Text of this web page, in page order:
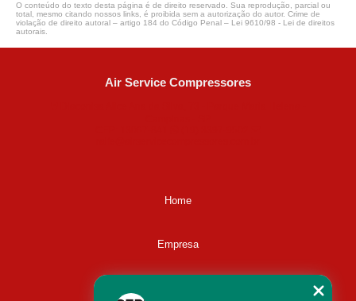
O conteúdo do texto desta página é de direito reservado. Sua reprodução, parcial ou
total, mesmo citando nossos links, é proibida sem a autorização do autor. Crime de
violação de direito autoral – artigo 184 do Código Penal – Lei 9610/98 - Lei de direitos
autorais.
Air Service Compressores
Home
Empresa